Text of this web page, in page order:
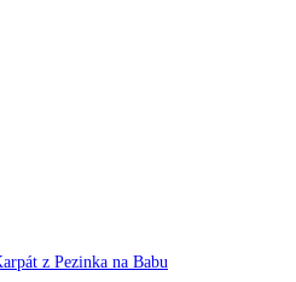
z Pezinka na Babu